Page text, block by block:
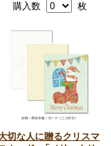
購入数
枚
切な人に贈るクリスマ